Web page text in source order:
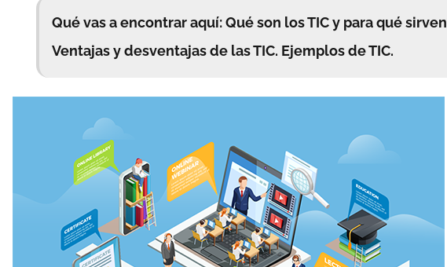
Qué vas a encontrar aquí: Qué son los TIC y para qué
Ventajas y desventajas de las TIC. Ejemplos de TIC.